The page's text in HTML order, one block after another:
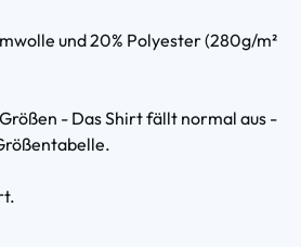
und 20% Polyester (280g/m²
- Das Shirt fällt normal aus -